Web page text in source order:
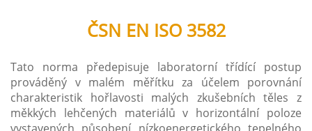
ČSN EN ISO 3582
Tato norma předepisuje laboratorní třídící postup
prováděný v malém měřítku za účelem porovnání
charakteristik hořlavosti malých zkušebních těles z
měkkých lehčených materiálů v horizontální poloze